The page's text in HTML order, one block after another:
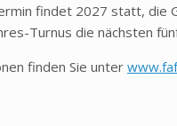
findet 2027 statt, die
Turnus die nächsten
finden Sie unter